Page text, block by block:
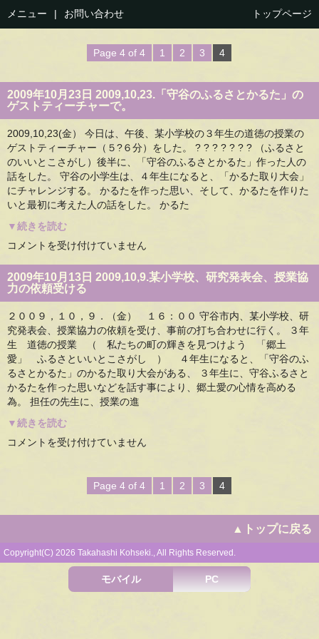
メニュー | お問い合わせ トップページ
Page 4 of 4 1 2 3 4
2009年10月23日 2009,10,23.「守谷のふるさとかるた」の
ゲストティーチャーで。
2009,10,23(金） 今日は、午後、某小学校の３年生の道徳の授業の
ゲストティーチャー（５?６分）をした。 ? ? ? ? ? ? ? （ふるさと
のいいとこさがし）後半に、「守谷のふるさとかるた」作った人の
話をした。 守谷の小学生は、４年生になると、「かるた取り大会」
にチャレンジする。 かるたを作った思い、そして、かるたを作りた
いと最初に考えた人の話をした。 かるた
▼続きを読む
2009,10,23.
谷
の
ふ
る
さ
と
か
る
た」
の
ゲ
ス
ト
テ
ィ
チ
ー
コメントを受け付けていません
2009年10月13日 2009,10,9.某小学校、研究発表会、授業協
力の依頼受ける
２００９，１０，９．（金） １６：００ 守谷市内、某小学校、研
究発表会、授業協力の依頼を受け、事前の打ち合わせに行く。 ３年
生 道徳の授業 （ 私たちの町の輝きを見つけよう 「郷土
愛」 ふるさといいとこさがし ） ４年生になると、「守谷のふ
るさとかるた」のかるた取り大会がある、 ３年生に、守谷ふるさと
かるたを作った思いなどを話す事により、郷土愛の心情を高める
為。 担任の先生に、授業の進
▼続きを読む
2009,10,9.
業
協
コメントを受け付けていません
Page 4 of 4 1 2 3 4
▲トップに戻る
Copyright(C) 2026 Takahashi Kohseki., All Rights Reserved.
モバイル PC